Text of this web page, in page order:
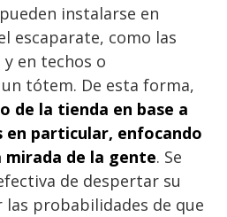
instalarse en
escaparate, como las
y en techos o
tótem. De esta forma,
de la tienda en base a
en particular, enfocando
de la gente. Se
de despertar su
probabilidades de que